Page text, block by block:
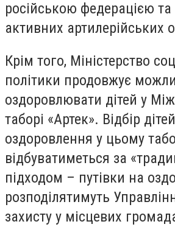
російською федерацією
активних артилерійських
Крім того, Міністерство
політики продовжує
оздоровлювати дітей у
таборі «Артек». Відбір
оздоровлення у цьому
відбуватиметься за
підходом – путівки на
розподілятимуть
захисту у місцевих